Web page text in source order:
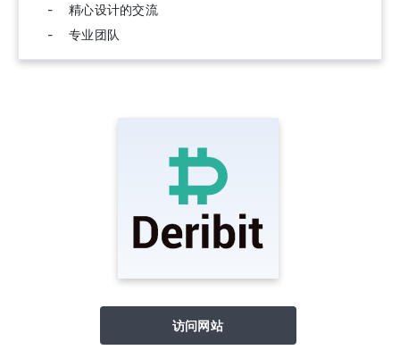
精心设计的交流
专业团队
访问网站